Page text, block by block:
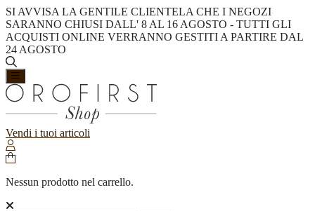
SI AVVISA LA GENTILE CLIENTELA CHE I NEGOZI
SARANNO CHIUSI DALL' 8 AL 16 AGOSTO - TUTTI GLI
ACQUISTI ONLINE VERRANNO GESTITI A PARTIRE DAL
24 AGOSTO
Vendi i tuoi articoli
Nessun prodotto nel carrello.